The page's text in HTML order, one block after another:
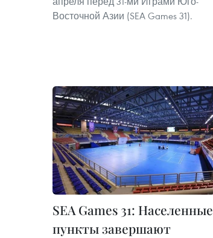
Восточной Азии (SEA Games 31).
SEA Games 31: Населенные
пункты завершают